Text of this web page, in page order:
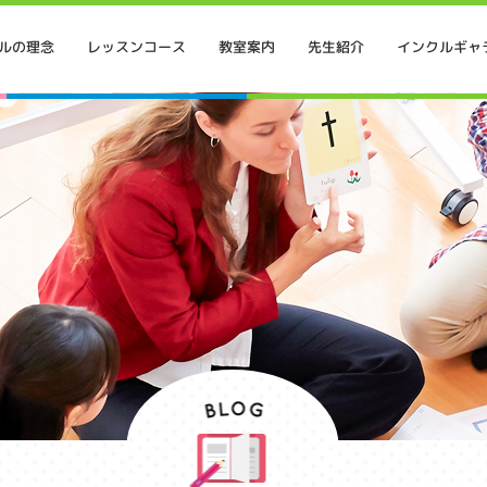
の理念 レッスンコース 教室案内 先生紹介 インクルギャ